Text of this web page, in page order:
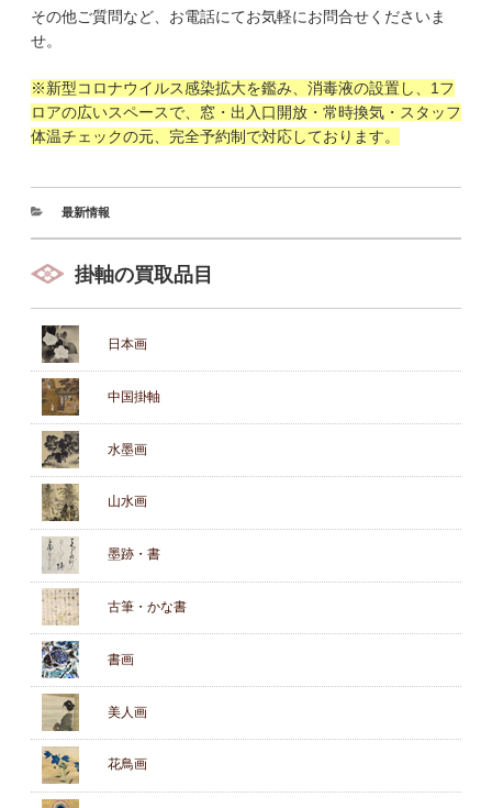
その他ご質問など、お電話にてお気軽にお問合せくださいま
せ。
※新型コロナウイルス感染拡大を鑑み、消毒液の設置し、1フ
ロアの広いスペースで、窓・出入口開放・常時換気・スタッフ
体温チェックの元、完全予約制で対応しております。
最新情報
掛軸の買取品目
日本画
中国掛軸
水墨画
山水画
墨跡・書
古筆・かな書
書画
美人画
花鳥画